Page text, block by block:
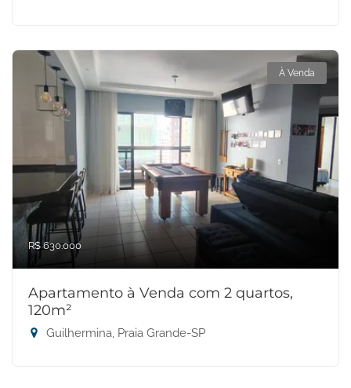
À Venda
R$ 630.000
Apartamento à Venda com 2 quartos,
120m²
Guilhermina, Praia Grande-SP